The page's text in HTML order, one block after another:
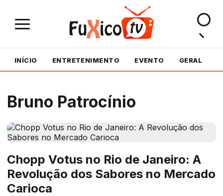
INÍCIO ENTRETENIMENTO EVENTO GERAL
Bruno Patrocínio
Chopp Votus no Rio de Janeiro: A
Revolução dos Sabores no Mercado
Carioca